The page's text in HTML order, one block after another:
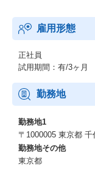
雇用形態
正社員
試用期間：有/3ヶ月
勤務地
勤務地1
〒1000005 東京都
勤務地その他
東京都